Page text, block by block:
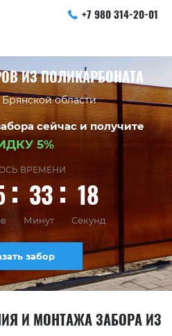
+7 980 314-20-01
ИЗ ПОЛИКАРБОНАТА
области
сейчас и получите
5%
ВРЕМЕНИ
33 18
Минут Секунд
забор
И МОНТАЖА ЗАБОРА ИЗ